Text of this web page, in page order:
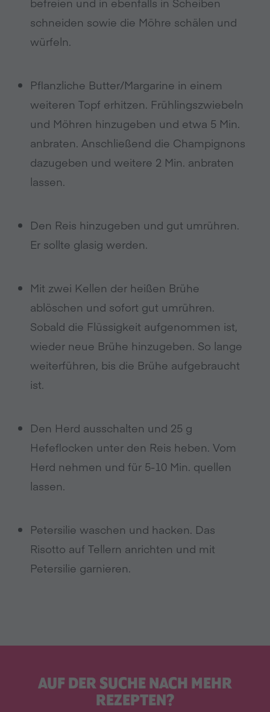
schneiden sowie die Möhre schälen und
würfeln.
Pflanzliche Butter/Margarine in einem
weiteren Topf erhitzen. Frühlingszwiebeln
und Möhren hinzugeben und etwa 5 Min.
anbraten. Anschließend die Champignons
dazugeben und weitere 2 Min. anbraten
lassen.
Den Reis hinzugeben und gut umrühren.
Er sollte glasig werden.
Mit zwei Kellen der heißen Brühe
ablöschen und sofort gut umrühren.
Sobald die Flüssigkeit aufgenommen ist,
wieder neue Brühe hinzugeben. So lange
weiterführen, bis die Brühe aufgebraucht
ist.
Den Herd ausschalten und 25 g
Hefeflocken unter den Reis heben. Vom
Herd nehmen und für 5-10 Min. quellen
lassen.
Petersilie waschen und hacken. Das
Risotto auf Tellern anrichten und mit
Petersilie garnieren.
AUF DER SUCHE NACH MEHR
REZEPTEN?